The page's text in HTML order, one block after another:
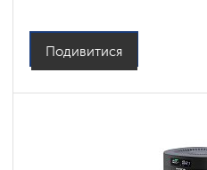
Подивитися